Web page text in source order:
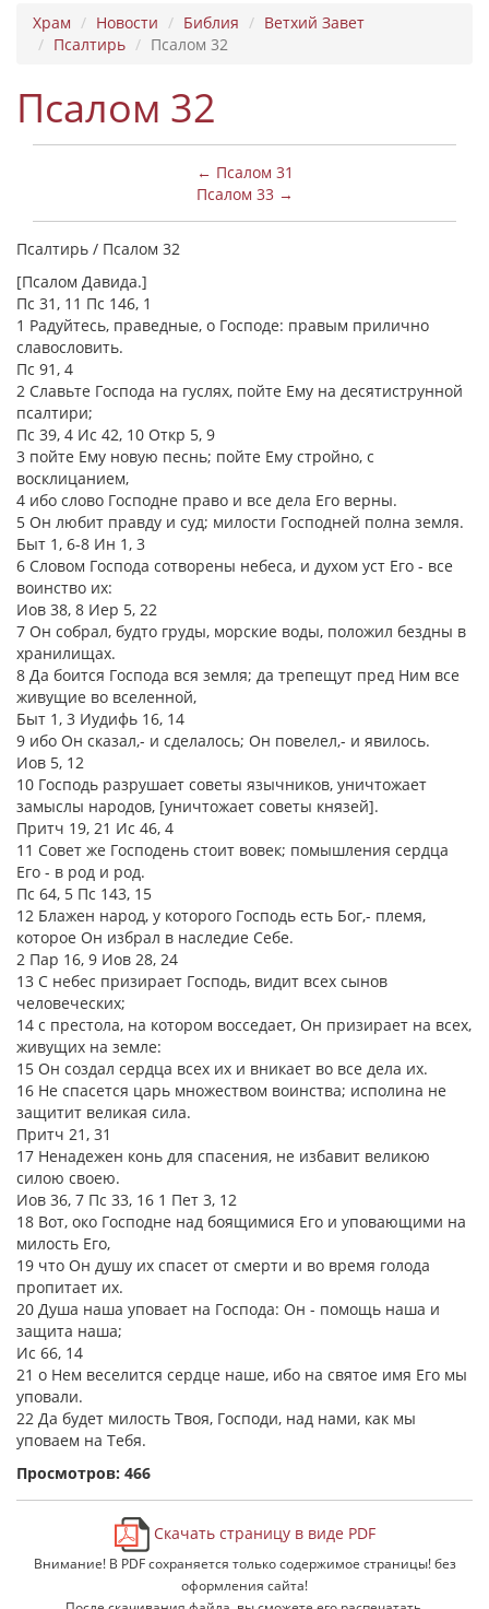
Храм Новости Библия
Ветхий Завет
Псалтирь
Псалом 32
Псалом 32
← Псалом 31
Псалом 33 →
Псалтирь / Псалом 32
[Псалом Давида.]
Пс 31, 11 Пс 146, 1
1 Радуйтесь, праведные, о Господе: правым прилично
славословить.
Пс 91, 4
2 Славьте Господа на гуслях, пойте Ему на десятиструнной
псалтири;
Пс 39, 4 Ис 42, 10 Откр 5, 9
3 пойте Ему новую песнь; пойте Ему стройно, с
восклицанием,
4 ибо слово Господне право и все дела Его верны.
5 Он любит правду и суд; милости Господней полна земля.
Быт 1, 6-8 Ин 1, 3
6 Словом Господа сотворены небеса, и духом уст Его - все
воинство их:
Иов 38, 8 Иер 5, 22
7 Он собрал, будто груды, морские воды, положил бездны в
хранилищах.
8 Да боится Господа вся земля; да трепещут пред Ним все
живущие во вселенной,
Быт 1, 3 Иудифь 16, 14
9 ибо Он сказал,- и сделалось; Он повелел,- и явилось.
Иов 5, 12
10 Господь разрушает советы язычников, уничтожает
замыслы народов, [уничтожает советы князей].
Притч 19, 21 Ис 46, 4
11 Совет же Господень стоит вовек; помышления сердца
Его - в род и род.
Пс 64, 5 Пс 143, 15
12 Блажен народ, у которого Господь есть Бог,- племя,
которое Он избрал в наследие Себе.
2 Пар 16, 9 Иов 28, 24
13 С небес призирает Господь, видит всех сынов
человеческих;
14 с престола, на котором восседает, Он призирает на всех,
живущих на земле:
15 Он создал сердца всех их и вникает во все дела их.
16 Не спасется царь множеством воинства; исполина не
защитит великая сила.
Притч 21, 31
17 Ненадежен конь для спасения, не избавит великою
силою своею.
Иов 36, 7 Пс 33, 16 1 Пет 3, 12
18 Вот, око Господне над боящимися Его и уповающими на
милость Его,
19 что Он душу их спасет от смерти и во время голода
пропитает их.
20 Душа наша уповает на Господа: Он - помощь наша и
защита наша;
Ис 66, 14
21 о Нем веселится сердце наше, ибо на святое имя Его мы
уповали.
22 Да будет милость Твоя, Господи, над нами, как мы
уповаем на Тебя.
Просмотров: 466
Скачать страницу в виде PDF
Внимание! В PDF сохраняется только содержимое страницы! без
оформления сайта!